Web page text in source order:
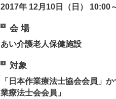
2017年 12月10日（日） 10:00
会 場
あい介護老人保健施設
対象
「日本作業療法士協会会員」
業療法士会会員」